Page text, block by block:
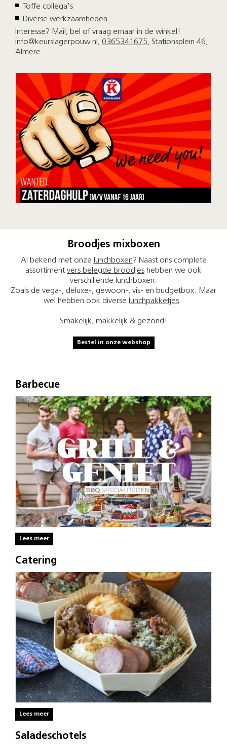
Toffe collega's
Diverse werkzaamheden
Interesse? Mail, bel of vraag ernaar in de winkel!
info@keurslagerpouw.nl, 0365341675, Stationsplein 46,
Almere
Broodjes mixboxen
Al bekend met onze lunchboxen? Naast ons complete
assortiment vers belegde broodjes hebben we ook
verschillende lunchboxen.
Zoals de vega-, deluxe-, gewoon-, vis- en budgetbox. Maar
wel hebben ook diverse lunchpakketjes.
Smakelijk, makkelijk & gezond!
Bestel in onze webshop
Barbecue
Lees meer
Catering
Lees meer
Saladeschotels